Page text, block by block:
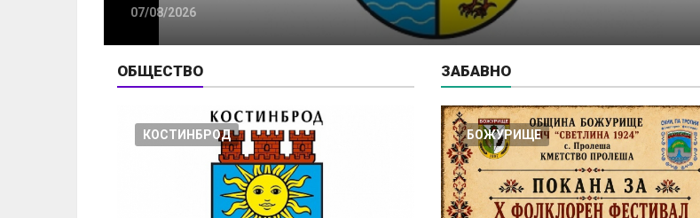
07/08/2026
ОБЩЕСТВО
КОСТИНБРОД
ЗАБАВНО
БОЖУРИЩЕ